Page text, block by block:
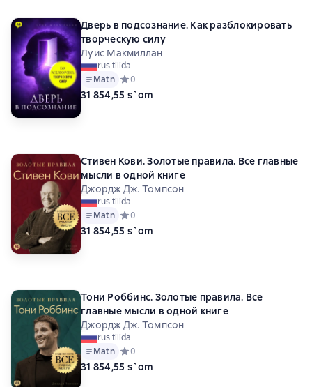
Дверь в подсознание. Как разблокировать
творческую силу
Луис Макмиллан
rus tilida
Matn Средний рейтинг 0 на основе 0 оценок
0
31 854,55 s`om
Стивен Кови. Золотые правила. Все главные
мысли в одной книге
Джордж Дж. Томпсон
rus tilida
Matn Средний рейтинг 0 на основе 0 оценок
0
31 854,55 s`om
Тони Роббинс. Золотые правила. Все
главные мысли в одной книге
Джордж Дж. Томпсон
rus tilida
Matn Средний рейтинг 0 на основе 0 оценок
0
31 854,55 s`om